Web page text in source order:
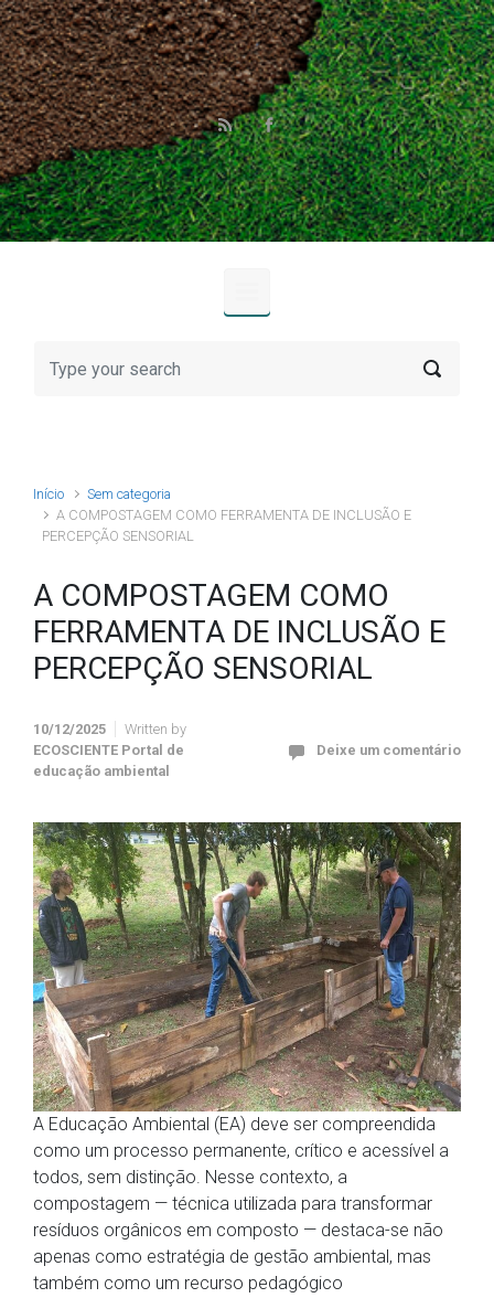
Skip to main content
Início
Sem categoria
A COMPOSTAGEM COMO FERRAMENTA DE INCLUSÃO E
PERCEPÇÃO SENSORIAL
A COMPOSTAGEM COMO
FERRAMENTA DE INCLUSÃO E
PERCEPÇÃO SENSORIAL
10/12/2025
Written by
ECOSCIENTE Portal de
educação ambiental
Deixe um comentário
A Educação Ambiental (EA) deve ser compreendida
como um processo permanente, crítico e acessível a
todos, sem distinção. Nesse contexto, a
compostagem — técnica utilizada para transformar
resíduos orgânicos em composto — destaca-se não
apenas como estratégia de gestão ambiental, mas
também como um recurso pedagógico